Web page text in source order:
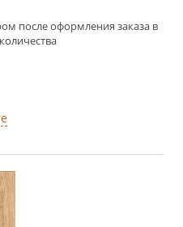
после оформления заказа в